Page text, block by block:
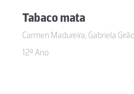
Tabaco mata
Carmen Madureira; Gabriela
12º Ano